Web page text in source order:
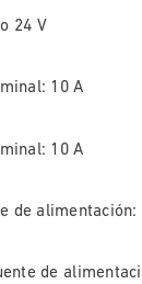
24 V
10 A
10 A
de alimentación:
de